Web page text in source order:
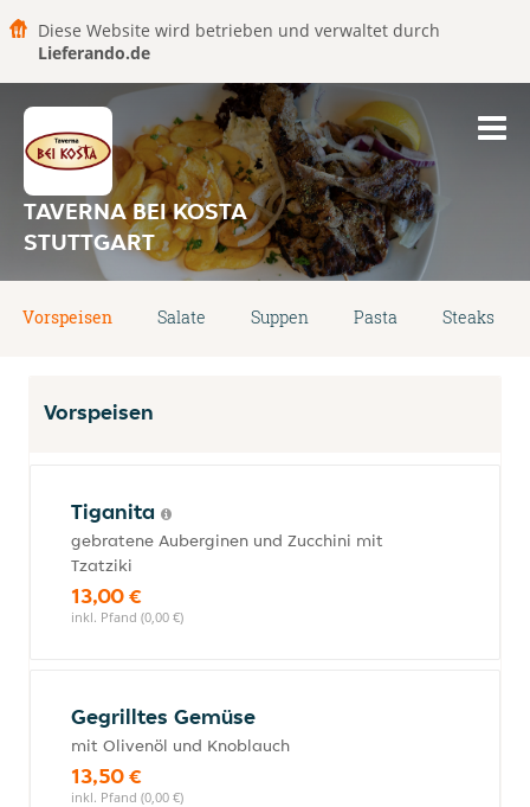
Diese Website wird betrieben und verwaltet durch
Lieferando.de
TAVERNA BEI KOSTA
STUTTGART
Vorspeisen Salate Suppen Pasta Steaks
Vorspeisen
Tiganita
gebratene Auberginen und Zucchini mit
Tzatziki
13,00 €
inkl. Pfand (0,00 €)
Gegrilltes Gemüse
mit Olivenöl und Knoblauch
13,50 €
inkl. Pfand (0,00 €)